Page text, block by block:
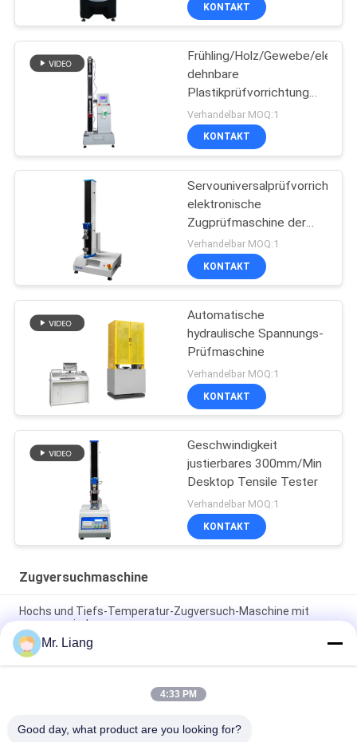
KONTAKT
Frühling/Holz/Gewebe/
dehnbare
Plastikprüfvorrichtung
mit Digitalanzeige
Verhandelbar MOQ:1
KONTAKT
elektronische
Zugprüfmaschine der
Software-TM2101
Verhandelbar MOQ:1
KONTAKT
Automatische
hydraulische Spannungs-
Prüfmaschine
Verhandelbar MOQ:1
KONTAKT
Geschwindigkeit
justierbares 300mm/Min
Desktop Tensile Tester
Verhandelbar MOQ:1
KONTAKT
Zugversuchmaschine
Hochs und Tiefs-Temperatur-Zugversuch-Maschine mit
programmierbarem
Computer-elektronische Selbstzugversuch-Servomaschinen-
Universalfestigkeitsprüfungs-Ausrüstung TM 2101
Digitalanzeigen-elektronische dehnbare Prüfvorrichtungs-
Mr. Liang
4:33 PM
Good day, what product are you looking for?